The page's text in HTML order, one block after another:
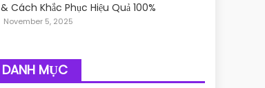
& Cách Khắc Phục Hiệu Quả 100%
November 5, 2025
DANH MỤC